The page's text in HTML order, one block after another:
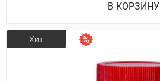
В КОРЗИНУ
Хит